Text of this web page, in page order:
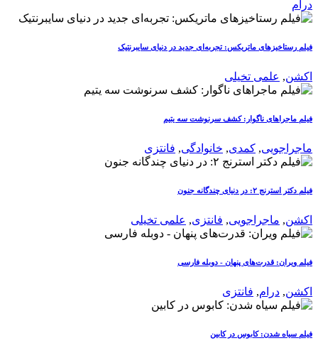
درام
فیلم رستاخیزهای ماتریکس: تجربه‌ای جدید در دنیای سایبرنتیک
اکشن, علمی تخیلی
فیلم ماجراهای ناگوار: کشف سرنوشت سه یتیم
ماجراجویی, کمدی, خانوادگی, فانتزی
فیلم دکتر استرنج ۲: در دنیای چندگانه جنون
اکشن, ماجراجویی, فانتزی, علمی تخیلی
فیلم ویران: قدرت‌های پنهان - دوبله فارسی
اکشن, درام, فانتزی
فیلم سیاه شدن: کابوس در کابین